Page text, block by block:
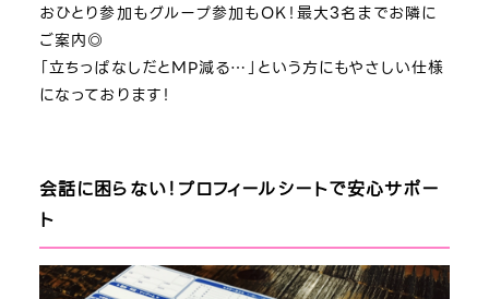
おひとり参加もグループ参加もOK！最大3名までお隣に
ご案内◎
「立ちっぱなしだとMP減る…」という方にもやさしい仕様
になっております！
会話に困らない！プロフィールシートで安心サポー
ト